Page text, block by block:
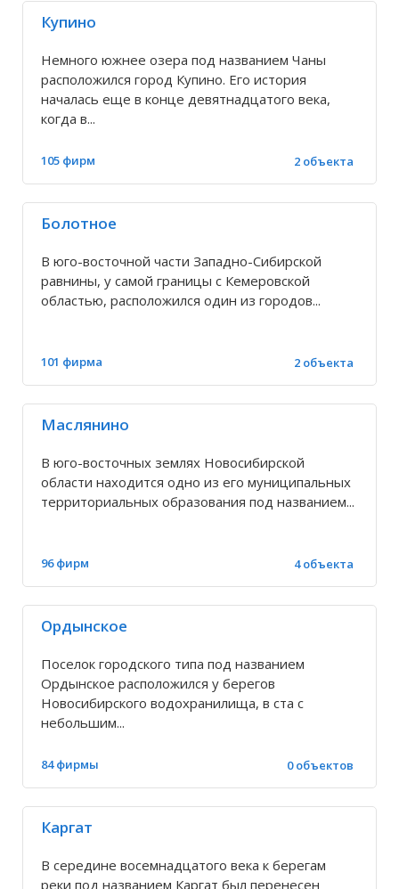
Егорьевское
Елбань
Жуланка
Завьялово
Заковряжино
Заречье
Здвинск
Земляная Заимка
Зубково
Зубовка
Зюзя
Издревая
Ирбизино
Искитим
Купино
Немного южнее озера под названием Чаны
расположился город Купино. Его история
началась еще в конце девятнадцатого века,
когда в...
105 фирм 2 объекта
Болотное
В юго-восточной части Западно-Сибирской
равнины, у самой границы с Кемеровской
областью, расположился один из городов...
101 фирма 2 объекта
Маслянино
В юго-восточных землях Новосибирской
области находится одно из его муниципальных
территориальных образования под названием...
96 фирм 4 объекта
Ордынское
Поселок городского типа под названием
Ордынское расположился у берегов
Новосибирского водохранилища, в ста с
небольшим...
84 фирмы 0 объектов
Каргат
В середине восемнадцатого века к берегам
реки под названием Каргат был перенесен